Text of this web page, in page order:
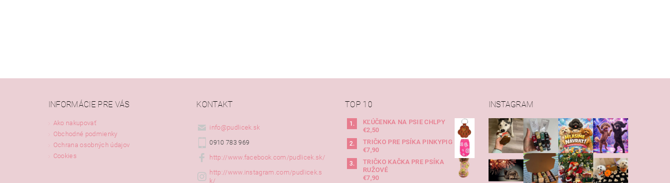
INFORMÁCIE PRE VÁS
Ako nakupovať
Obchodné podmienky
Ochrana osobných údajov
Cookies
KONTAKT
info@pudlicek.sk
0910 783 969
http://www.facebook.com/pudlicek.sk/
http://www.instagram.com/pudlicek.s
k/
TOP 10
KĽÚČENKA NA PSIE CHLPY
€2,50
TRIČKO PRE PSÍKA PINKYPIG
€7,90
TRIČKO KAČKA PRE PSÍKA
RUŽOVÉ
€7,90
INSTAGRAM